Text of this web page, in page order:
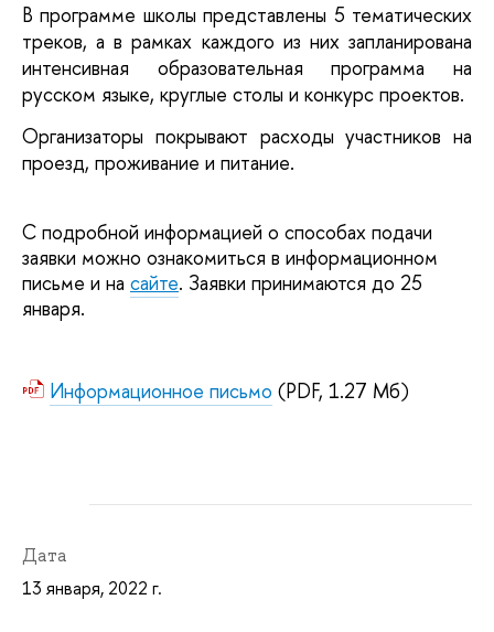
В программе школы представлены 5 тематических
треков, а в рамках каждого из них запланирована
интенсивная образовательная программа на
русском языке, круглые столы и конкурс проектов.
Организаторы покрывают расходы участников на
проезд, проживание и питание.
С подробной информацией о способах подачи
заявки можно ознакомиться в информационном
письме и на сайте. Заявки принимаются до 25
января.
Информационное письмо (PDF, 1.27 Мб)
Дата
13 января, 2022 г.